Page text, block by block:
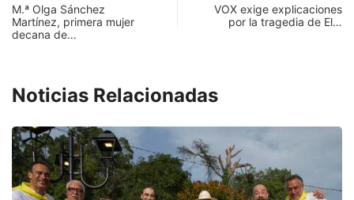
M.ª Olga Sánchez
Martínez, primera mujer
decana de…
VOX exige explicaciones
por la tragedia de El…
Noticias Relacionadas